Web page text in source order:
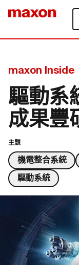
maxon Inside
驅動系
成果豐
主題
機電整合系統
驅動系統